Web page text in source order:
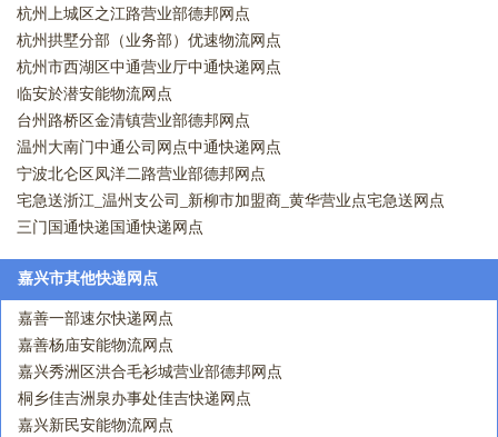
杭州上城区之江路营业部德邦网点
杭州拱墅分部（业务部）优速物流网点
杭州市西湖区中通营业厅中通快递网点
临安於潜安能物流网点
台州路桥区金清镇营业部德邦网点
温州大南门中通公司网点中通快递网点
宁波北仑区凤洋二路营业部德邦网点
宅急送浙江_温州支公司_新柳市加盟商_黄华营业点宅急送网点
三门国通快递国通快递网点
嘉兴市其他快递网点
嘉善一部速尔快递网点
嘉善杨庙安能物流网点
嘉兴秀洲区洪合毛衫城营业部德邦网点
桐乡佳吉洲泉办事处佳吉快递网点
嘉兴新民安能物流网点